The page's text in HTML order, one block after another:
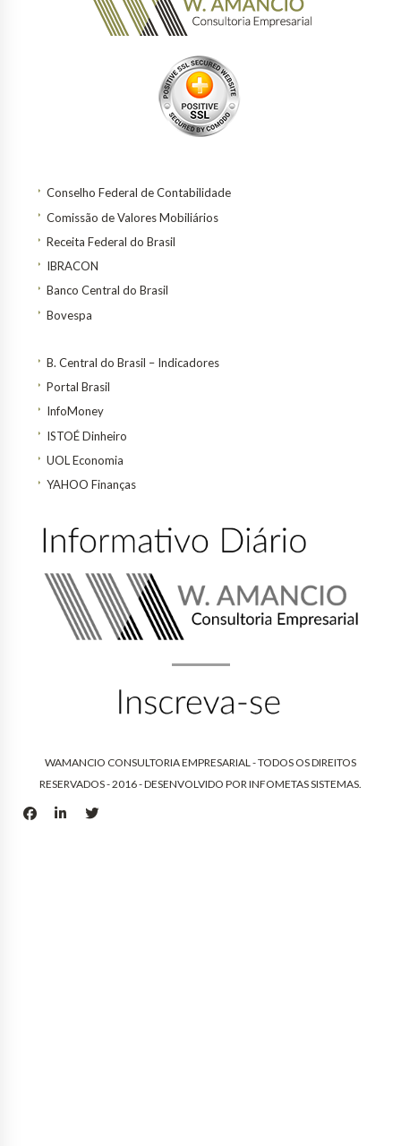
Conselho Federal de Contabilidade
Comissão de Valores Mobiliários
Receita Federal do Brasil
IBRACON
Banco Central do Brasil
Bovespa
B. Central do Brasil – Indicadores
Portal Brasil
InfoMoney
ISTOÉ Dinheiro
UOL Economia
YAHOO Finanças
WAMANCIO CONSULTORIA EMPRESARIAL - TODOS OS DIREITOS
RESERVADOS - 2016 - DESENVOLVIDO PORINFOMETAS SISTEMAS.